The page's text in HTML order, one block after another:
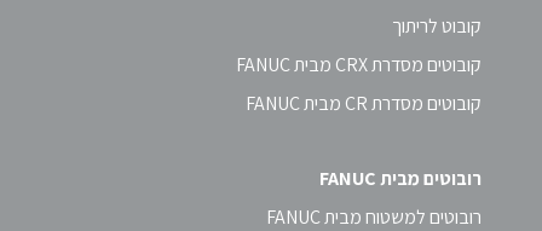
קובוט לריתוך
קובוטים מסדרת CRX מבית FANUC
קובוטים מסדרת CR מבית FANUC
רובוטים מבית FANUC
רובוטים למשטוח מבית FANUC